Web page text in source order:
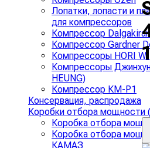
Лопатки, лопасти и
для компрессоров
Компрессор Dalgakiran
Компрессор Gardner
Компрессоры HORI
Компрессоры
HEUNG)
Компрессор КМ-Р1
Консервация, распродажа
Коробки отбора
Коробка отбора
Коробка отбора
КАМАЗ